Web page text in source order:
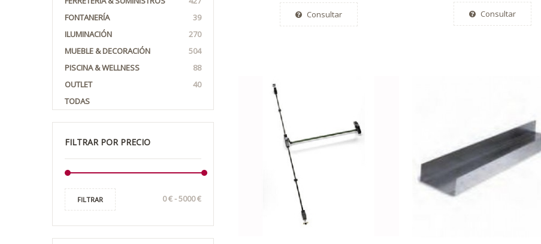
FONTANERÍA
39
ILUMINACIÓN
270
MUEBLE & DECORACIÓN
504
PISCINA & WELLNESS
88
OUTLET
40
TODAS
FILTRAR POR PRECIO
FILTRAR
Consultar Consultar